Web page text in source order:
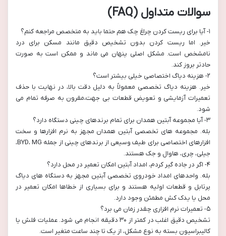
سوالات متداول (FAQ)
۱- آیا برای ریست کردن چراغ چک هم حتما باید به متخصص مراجعه کنم؟
خیر. اما ریست کردن بدون تشخیص دقیق مانند مسکن برای درد
نامشخص است. مشکل اصلی پنهان می ماند و ممکن است به صورت
حادتر بروز کند.
۲- هزینه دیاگ اختصاصی خیلی بیشتر است؟
خیر. هزینه دیاگ تخصصی معمولاً به دلیل دقت بالا، در نهایت با حذف
تعمیرات آزمایشی و تعویض قطعات بی جهت،مقرون به صرفه تمام می
شود.
۳- آیا مجموعه آبتین همدان برای تمام برندهای چینی دستگاه دارد؟
بله. مجموعه های تخصصی آبتین همدان مجهز به نرم افزارها و سخت
افزارهای اختصاصی برای طیف وسیعی از برندهای چینی از جمله BYD، MG،
جیلی، چری، هاوال و جک هستند.
۴- اگر در جاده گیر کردم، امداد آبتین امکان تعمیر در محل دارد؟
بله. واحدهای امداد خودروی تخصصی آبتین مجهز به دستگاه های دیاگ
پرتابل و قطعات اولیه هستند و برای بسیاری از خطاها امکان تعمیر در
محل یا یدک کش مطمئن وجود دارد.
۵- تعمیرات نرم افزاری چقدر زمان می برد؟
تشخیص دقیق اغلب در کمتر از ۳۰ دقیقه انجام می شود. عملیات فلش یا
کالیبراسیون بسته به نوع مشکل، از یک تا چند ساعت متغیر است.